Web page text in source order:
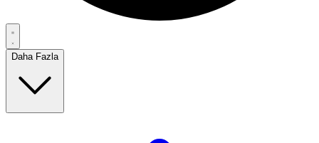
Daha Fazla